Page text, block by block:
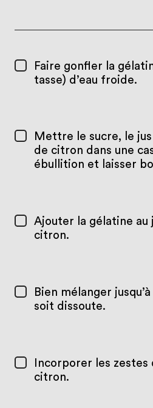
Faire gonfler la
tasse) d’eau froide.
Mettre le sucre, le jus
de citron dans une
ébullition et laisser
Ajouter la gélatine au
citron.
Bien mélanger
soit dissoute.
Incorporer les zestes
citron.